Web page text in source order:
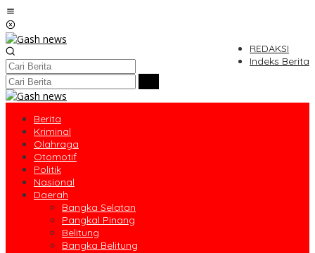
Lewati
ke
konten
REDAKSI
Indeks Berita
Berita
Kriminal
Olahraga
Otomotif
Politik
Nasional
Daerah
Bangka Selatan
Pangkal Pinang
Belitung
Bangka Belitung